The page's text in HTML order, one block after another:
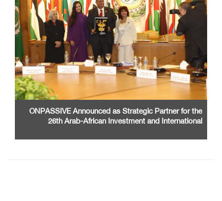
ONPASSIVE Announced as Strategic Partner for the
26th Arab-African Investment and International